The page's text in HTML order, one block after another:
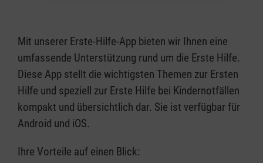
Mit unserer Erste-Hilfe-App bieten wir Ihnen eine
umfassende Unterstützung rund um die Erste Hilfe.
Diese App stellt die wichtigsten Themen zur Ersten
Hilfe und speziell zur Erste Hilfe bei Kindernotfällen
kompakt und übersichtlich dar. Sie ist verfügbar für
Android und iOS.
Ihre Vorteile auf einen Blick: